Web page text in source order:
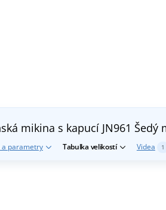
mikina s kapucí JN961 Šedý
a parametry Tabulka velikostí Videa 1